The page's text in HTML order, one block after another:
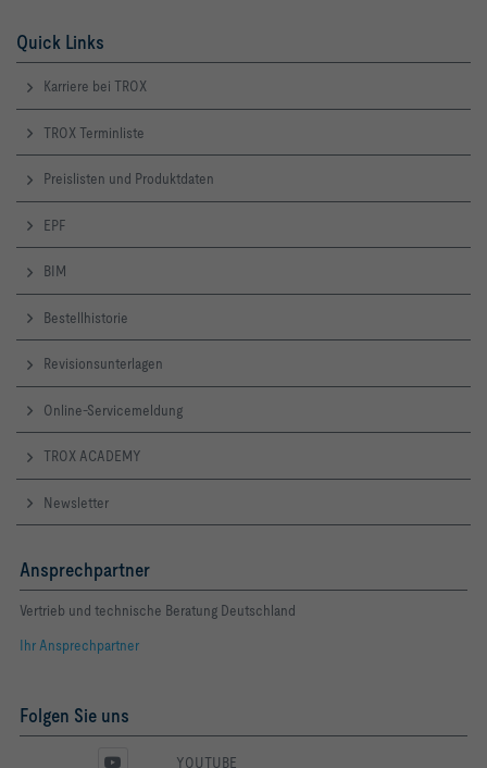
Quick Links
Karriere bei TROX
TROX Terminliste
Preislisten und Produktdaten
EPF
BIM
Bestellhistorie
Revisionsunterlagen
Online-Servicemeldung
TROX ACADEMY
Newsletter
Ansprechpartner
Vertrieb und technische Beratung Deutschland
Ihr Ansprechpartner
Folgen Sie uns
YOUTUBE